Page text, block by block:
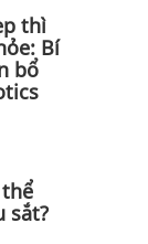
thì
Bí
bổ
sắt?